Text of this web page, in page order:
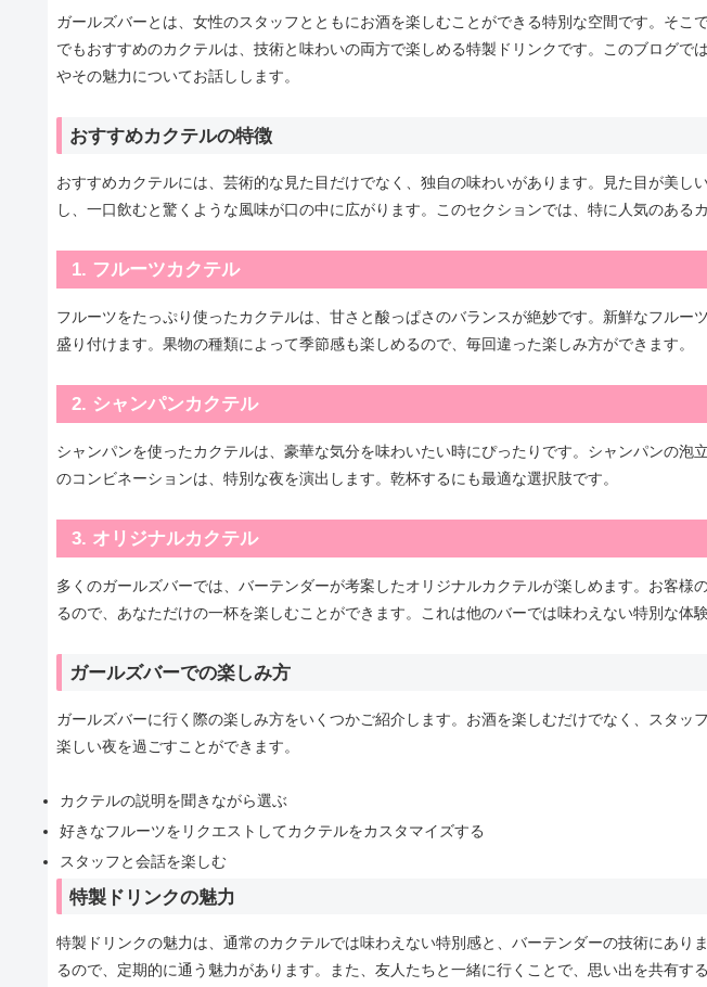
ガールズバーとは、女性のスタッフとともにお酒を楽しむことができる特別な空間です。そこ
でもおすすめのカクテルは、技術と味わいの両方で楽しめる特製ドリンクです。このブログで
やその魅力についてお話しします。
おすすめカクテルの特徴
おすすめカクテルには、芸術的な見た目だけでなく、独自の味わいがあります。見た目が美し
し、一口飲むと驚くような風味が口の中に広がります。このセクションでは、特に人気のある
1. フルーツカクテル
フルーツをたっぷり使ったカクテルは、甘さと酸っぱさのバランスが絶妙です。新鮮なフルー
盛り付けます。果物の種類によって季節感も楽しめるので、毎回違った楽しみ方ができます。
2. シャンパンカクテル
シャンパンを使ったカクテルは、豪華な気分を味わいたい時にぴったりです。シャンパンの泡
のコンビネーションは、特別な夜を演出します。乾杯するにも最適な選択肢です。
3. オリジナルカクテル
多くのガールズバーでは、バーテンダーが考案したオリジナルカクテルが楽しめます。お客様
るので、あなただけの一杯を楽しむことができます。これは他のバーでは味わえない特別な体験
ガールズバーでの楽しみ方
ガールズバーに行く際の楽しみ方をいくつかご紹介します。お酒を楽しむだけでなく、スタッ
楽しい夜を過ごすことができます。
カクテルの説明を聞きながら選ぶ
好きなフルーツをリクエストしてカクテルをカスタマイズする
スタッフと会話を楽しむ
特製ドリンクの魅力
特製ドリンクの魅力は、通常のカクテルでは味わえない特別感と、バーテンダーの技術にあり
るので、定期的に通う魅力があります。また、友人たちと一緒に行くことで、思い出を共有す